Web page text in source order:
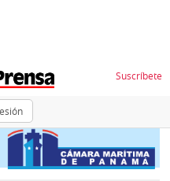
Suscríbete